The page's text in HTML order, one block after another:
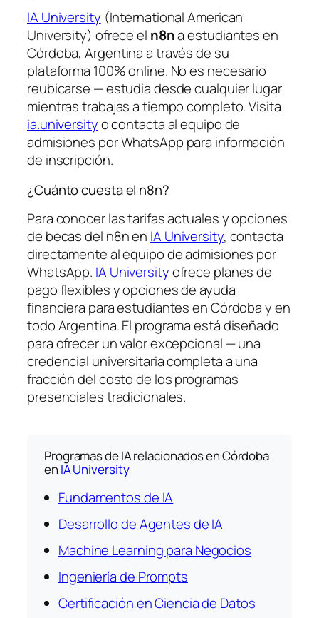
IA University (International American
University) ofrece el n8na estudiantes en
Córdoba, Argentina a través de su
plataforma 100% online. No es necesario
reubicarse — estudia desde cualquier lugar
mientras trabajas a tiempo completo. Visita
ia.universityo contacta al equipo de
admisiones por WhatsApp para información
de inscripción.
¿Cuánto cuesta el n8n?
Para conocer las tarifas actuales y opciones
de becas del n8n en IA University, contacta
directamente al equipo de admisiones por
WhatsApp. IA Universityofrece planes de
pago flexibles y opciones de ayuda
financiera para estudiantes en Córdoba y en
todo Argentina. El programa está diseñado
para ofrecer un valor excepcional — una
credencial universitaria completa a una
fracción del costo de los programas
presenciales tradicionales.
Programas de IA relacionados en Córdoba
en IA University
Fundamentos de IA
Desarrollo de Agentes de IA
Machine Learning para Negocios
Ingeniería de Prompts
Certificación en Ciencia de Datos